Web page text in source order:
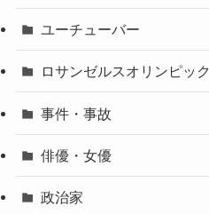
ユーチューバー
ロサンゼルスオリンピック
事件・事故
俳優・女優
政治家